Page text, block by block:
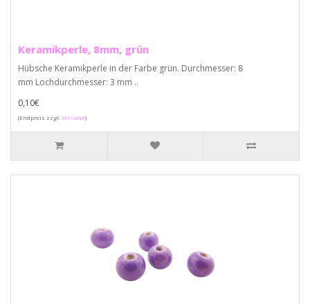
Keramikperle, 8mm, grün
Hübsche Keramikperle in der Farbe grün. Durchmesser: 8
mm Lochdurchmesser: 3 mm ..
0,10€
(Endpreis zzgl.Versand)